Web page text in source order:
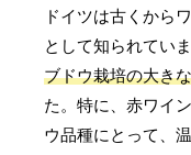
ドイツは古くから
として知られてい
ブドウ栽培の大き
た。特に、赤ワイ
ウ品種にとって、